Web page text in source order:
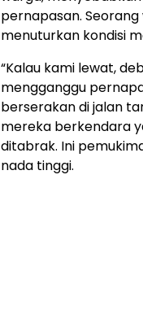
pernapasan.
menuturkan kondisi
“Kalau kami lewat,
mengganggu
berserakan di jalan
mereka berkendara
ditabrak. Ini
nada tinggi.